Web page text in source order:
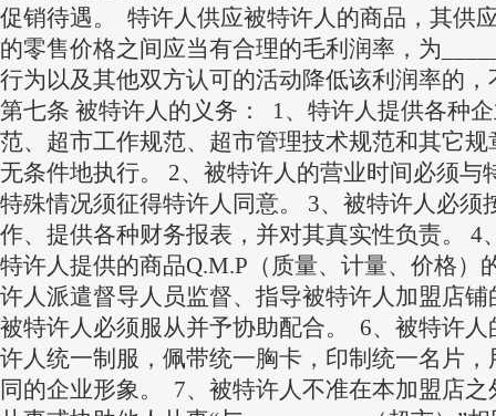
促销待遇。 特许人供应被特许人的商品，其供
的零售价格之间应当有合理的毛利润率，为
行为以及其他双方认可的活动降低该利润率的
第七条 被特许人的义务： 1、特许人提供各种
范、超市工作规范、超市管理技术规范和其它
无条件地执行。 2、被特许人的营业时间必须与
特殊情况须征得特许人同意。 3、被特许人必须
作、提供各种财务报表，并对其真实性负责。 4
特许人提供的商品Q.M.P（质量、计量、价格）
许人派遣督导人员监督、指导被特许人加盟店
被特许人必须服从并予协助配合。 6、被特许
许人统一制服，佩带统一胸卡，印制统一名片
同的企业形象。 7、被特许人不准在本加盟店